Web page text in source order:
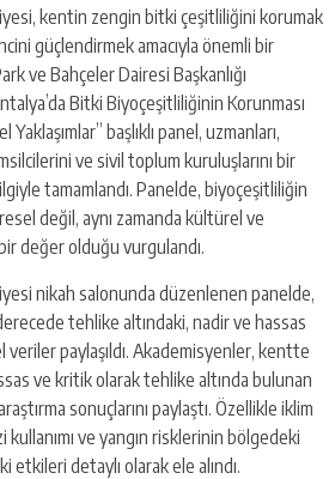
kentin zengin bitki çeşitliliğini korumak
güçlendirmek amacıyla önemli bir
ve Bahçeler Dairesi Başkanlığı
Bitki Biyoçeşitliliğinin Korunması
başlıklı panel, uzmanları,
ve sivil toplum kuruluşlarını bir
tamamlandı. Panelde, biyoçeşitliliğin
değil, aynı zamanda kültürel ve
değer olduğu vurgulandı.
nikah salonunda düzenlenen panelde,
tehlike altındaki, nadir ve hassas
paylaşıldı. Akademisyenler, kentte
ve kritik olarak tehlike altında bulunan
sonuçlarını paylaştı. Özellikle iklim
ve yangın risklerinin bölgedeki
detaylı olarak ele alındı.